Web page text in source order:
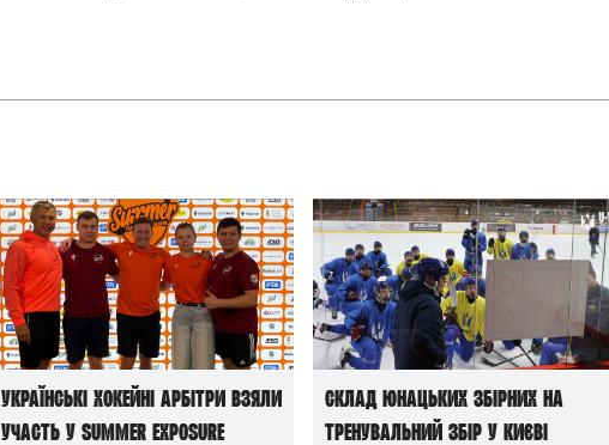
Українські хокейні арбітри взяли
участь у Summer Exposure
Склад юнацьких збірних на
тренувальний збір у Києві